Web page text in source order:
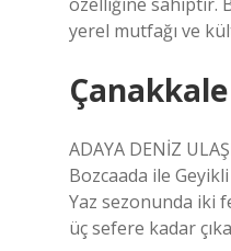
yerel mutfağı ve
ADAYA DENİZ
Bozcaada ile
Yaz sezonunda iki
üç sefere kadar